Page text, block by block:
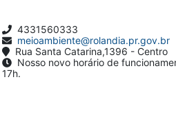
4331560333
meioambiente@rolandia.pr.gov.br
Rua Santa Catarina,1396 - Centro
Nosso novo horário de
17h.